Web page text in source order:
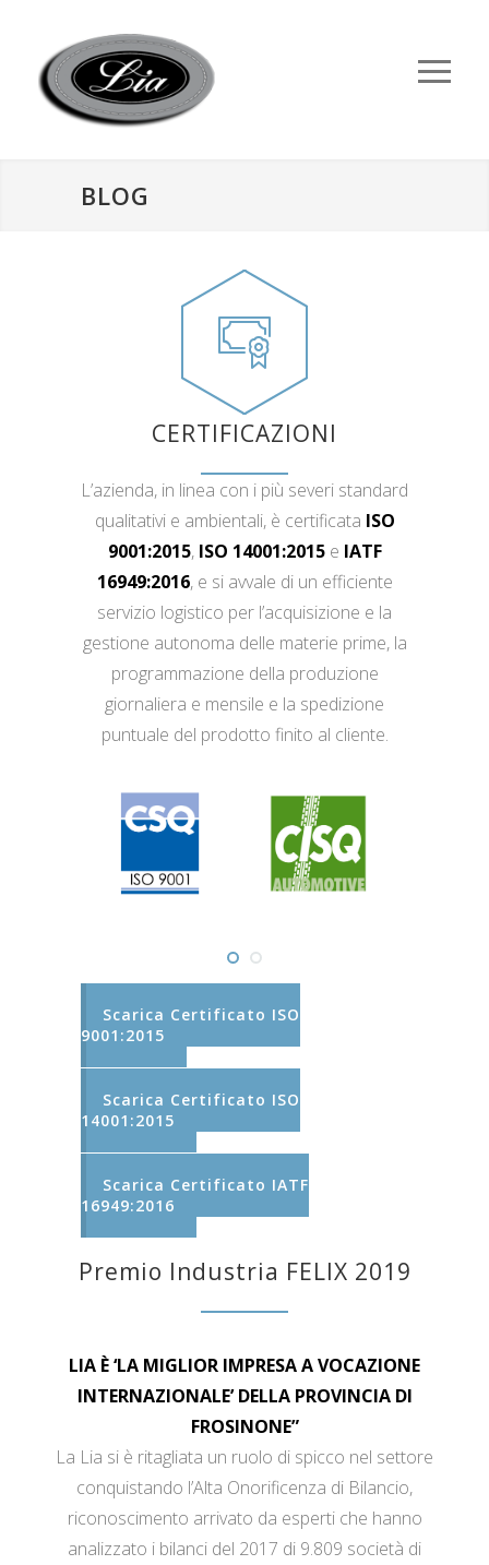
BLOG
CERTIFICAZIONI
L’azienda, in linea con i più severi standard
qualitativi e ambientali, è certificata ISO
9001:2015, ISO 14001:2015e IATF
16949:2016, e si avvale di un efficiente
servizio logistico per l’acquisizione e la
gestione autonoma delle materie prime, la
programmazione della produzione
giornaliera e mensile e la spedizione
puntuale del prodotto finito al cliente.
Scarica Certificato ISO
9001:2015
Scarica Certificato ISO
14001:2015
Scarica Certificato IATF
16949:2016
Premio Industria FELIX 2019
LIA È ‘LA MIGLIOR IMPRESA A VOCAZIONE
INTERNAZIONALE’ DELLA PROVINCIA DI
FROSINONE”
La Lia si è ritagliata un ruolo di spicco nel settore
conquistando l’Alta Onorificenza di Bilancio,
riconoscimento arrivato da esperti che hanno
analizzato i bilanci del 2017 di 9.809 società di